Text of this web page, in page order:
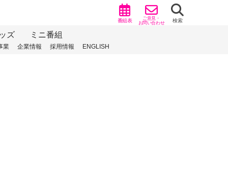
番組表 ご意見・
お問い合わせ 検索
ズ ミニ番組
業 企業情報 採用情報 ENGLISH